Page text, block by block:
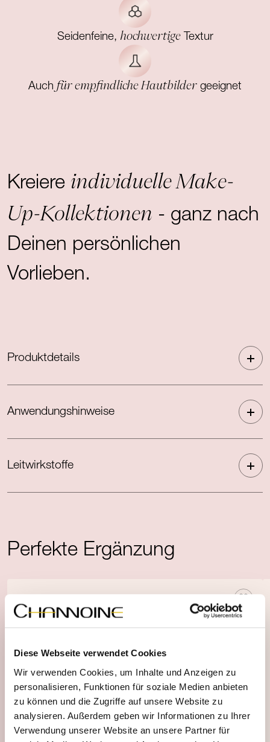
Diese Webseite verwendet Cookies
Wir verwenden Cookies, um Inhalte und Anzeigen zu
personalisieren, Funktionen für soziale Medien anbieten
zu können und die Zugriffe auf unsere Website zu
analysieren. Außerdem geben wir Informationen zu Ihrer
Verwendung unserer Website an unsere Partner für
Seidenfeine, hochwertigeTextur
Auch für empfindliche Hautbilder geeignet
Kreiere individuelle Make-
Up-Kollektionen - ganz nach
Deinen persönlichen
Vorlieben.
Produktdetails
Anwendungshinweise
Leitwirkstoffe
Perfekte Ergänzung